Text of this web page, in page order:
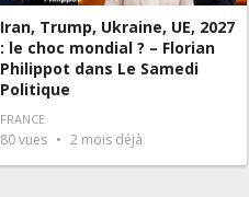
Iran, Trump, Ukraine, UE, 2027
: le choc mondial ? – Florian
Philippot dans Le Samedi
Politique
FRANCE
80vues 2 mois déjà